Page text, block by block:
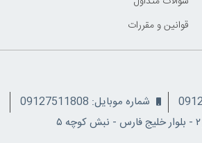
قوانين و مقررات
شماره موبایل: 09127511808